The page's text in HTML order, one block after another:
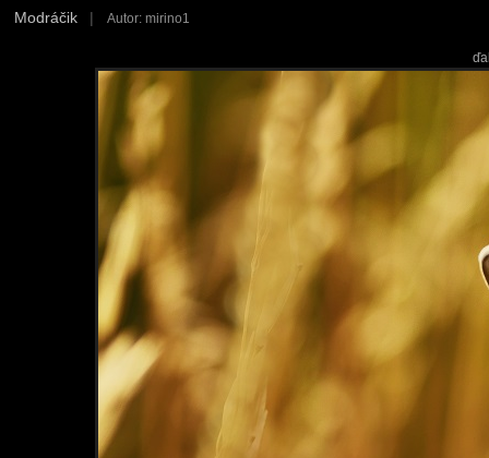
Modráčik | Autor: mirino1